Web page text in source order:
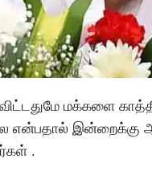
மக்களை
என்பதால் இன்றைக்கு
.